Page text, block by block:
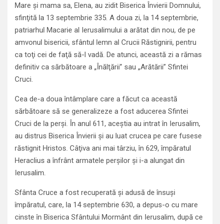
Mare şi mama sa, Elena, au zidit Biserica Învierii Domnului,
sfinţită la 13 septembrie 335. A doua zi, la 14 septembrie,
patriarhul Macarie al Ierusalimului a arătat din nou, de pe
amvonul bisericii, sfântul lemn al Crucii Răstignirii, pentru
ca toţi cei de faţă să-l vadă. De atunci, această zi a rămas
definitiv ca sărbătoare a „Înălţării” sau „Arătării” Sfintei
Cruci.
Cea de-a doua întâmplare care a făcut ca această
sărbătoare să se generalizeze a fost aducerea Sfintei
Cruci de la perşi. În anul 611, aceştia au intrat în Ierusalim,
au distrus Biserica Învierii şi au luat crucea pe care fusese
răstignit Hristos. Câţiva ani mai târziu, în 629, împăratul
Heraclius a înfrânt armatele perşilor şi i-a alungat din
Ierusalim.
Sfânta Cruce a fost recuperată şi adusă de însuşi
împăratul, care, la 14 septembrie 630, a depus-o cu mare
cinste în Biserica Sfântului Mormânt din Ierusalim, după ce